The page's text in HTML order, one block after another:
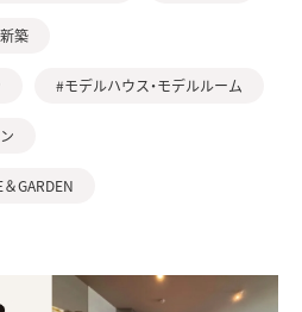
築
#モデルハウス・モデルルーム
GARDEN